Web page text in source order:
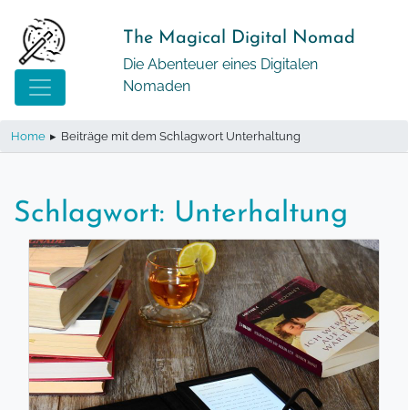
zum
Inhalt
The Magical Digital Nomad
Die Abenteuer eines Digitalen
Nomaden
Home ▸ Beiträge mit dem Schlagwort Unterhaltung
Schlagwort: Unterhaltung